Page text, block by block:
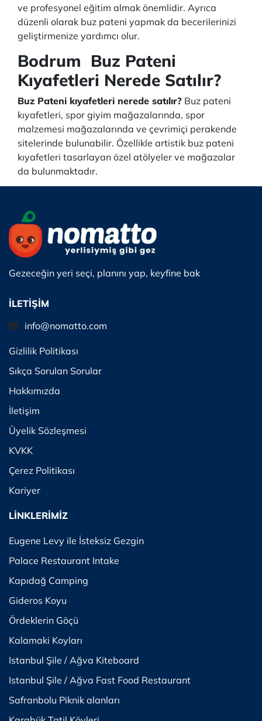
ve profesyonel eğitim almak önemlidir. Ayrıca
düzenli olarak buz pateni yapmak da becerilerinizi
geliştirmenize yardımcı olur.
Bodrum Buz Pateni
Kıyafetleri Nerede Satılır?
Buz Pateni kıyafetleri nerede satılır? Buz pateni
kıyafetleri, spor giyim mağazalarında, spor
malzemesi mağazalarında ve çevrimiçi perakende
sitelerinde bulunabilir. Özellikle artistik buz pateni
kıyafetleri tasarlayan özel atölyeler ve mağazalar
da bulunmaktadır.
Gezeceğin yeri seçi, planını yap, keyfine bak
İLETİŞİM
info@nomatto.com
Gizlilik Politikası
Sıkça Sorulan Sorular
Hakkımızda
İletişim
Üyelik Sözleşmesi
KVKK
Çerez Politikası
Kariyer
LİNKLERİMİZ
Eugene Levy ile İsteksiz Gezgin
Palace Restaurant Intake
Kapıdağ Camping
Gideros Koyu
Ördeklerin Göçü
Kalamaki Koyları
Istanbul Şile / Ağva Kiteboard
Istanbul Şile / Ağva Fast Food Restaurant
Safranbolu Piknik alanları